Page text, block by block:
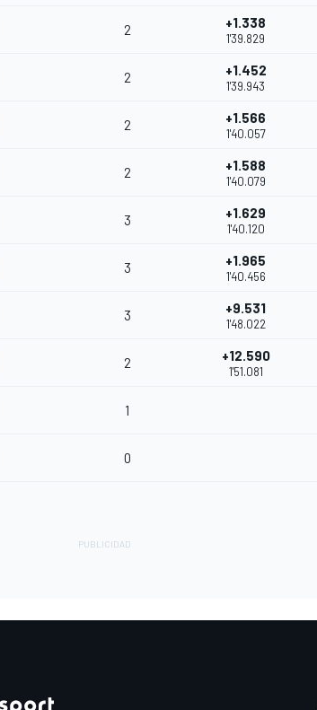
2 +1.338
1'39.829
2 +1.452
1'39.943
2 +1.566
1'40.057
2 +1.588
1'40.079
3 +1.629
1'40.120
3 +1.965
1'40.456
3 +9.531
1'48.022
2 +12.590
1'51.081
1
0